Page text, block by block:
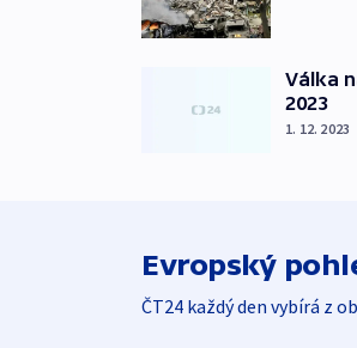
Válka
2023
1. 12. 2023
Evropský
ČT24 každý den vybírá z